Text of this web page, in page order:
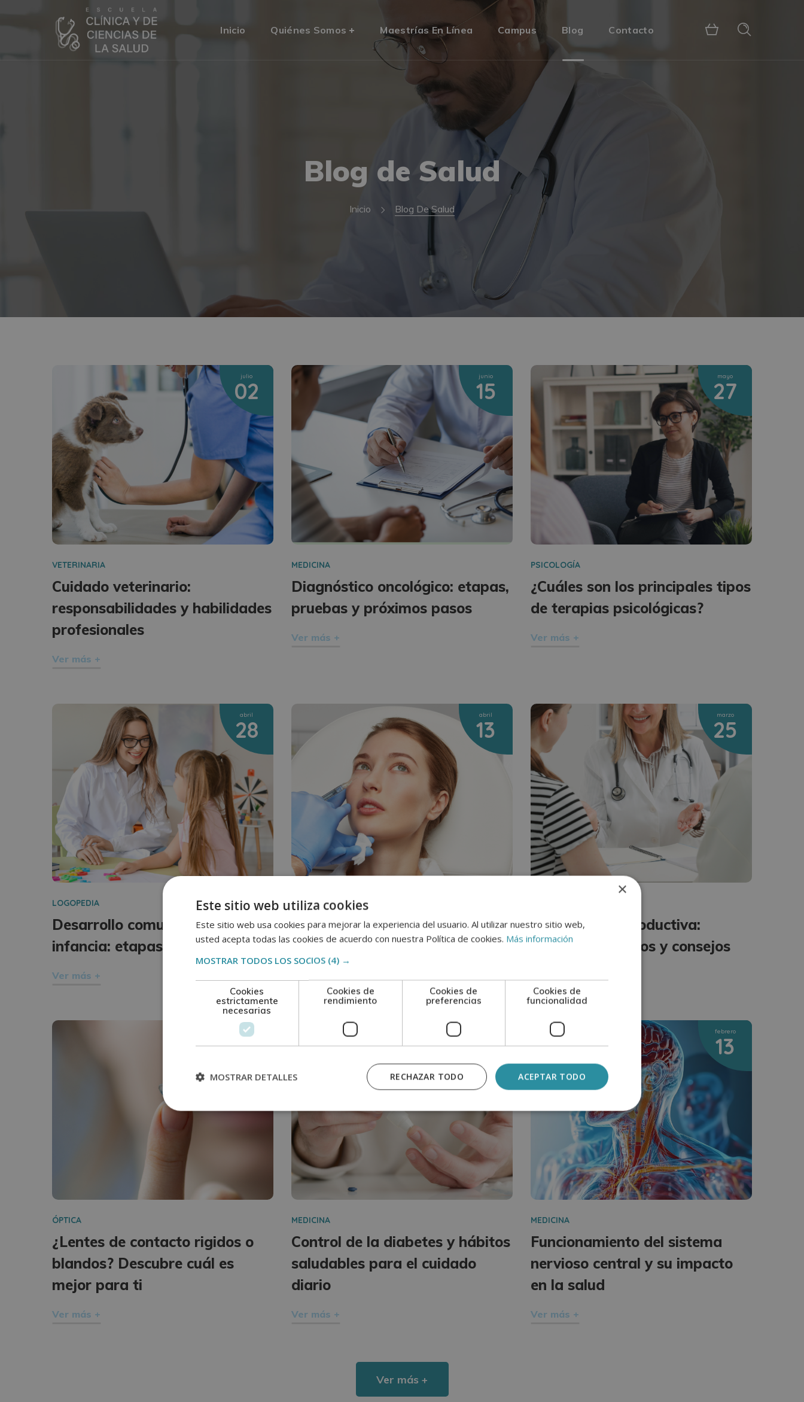
Inicio Quiénes Somos Maestrías En Línea Campus Blog Contacto
Blog de Salud
Inicio Blog De Salud
julio
02
VETERINARIA
Cuidado veterinario:
responsabilidades y habilidades
profesionales
Ver más +
junio
15
MEDICINA
Diagnóstico oncológico: etapas,
pruebas y próximos pasos
Ver más +
mayo
27
PSICOLOGÍA
¿Cuáles son los principales tipos
de terapias psicológicas?
Ver más +
abril
28
LOGOPEDIA
Desarrollo comunicativo en la
infancia: etapas y habilidades
Ver más +
abril
13
DERMATOLOGÍA Y ESTÉTICA
¿Qué es la armonización facial y
por qué es tan popular?
marzo
25
Evaluación reproductiva:
pruebas, procesos y consejos
marzo
11
ÓPTICA
¿Lentes de contacto rigidos o
blandos? Descubre cuál es
mejor para ti
Ver más +
27
MEDICINA
Control de la diabetes y hábitos
saludables para el cuidado
diario
Ver más +
febrero
13
MEDICINA
Funcionamiento del sistema
nervioso central y su impacto
en la salud
Ver más +
Ver más +
×
Este sitio web utiliza cookies
Este sitio web usa cookies para mejorar la experiencia del usuario. Al utilizar nuestro sitio web,
usted acepta todas las cookies de acuerdo con nuestra Política de cookies. Más información
MOSTRAR TODOS LOS SOCIOS (4) →
Cookies
estrictamente
necesarias
Cookies de
rendimiento
Cookies de
preferencias
Cookies de
funcionalidad
ACEPTAR TODO
RECHAZAR TODO
MOSTRAR DETALLES